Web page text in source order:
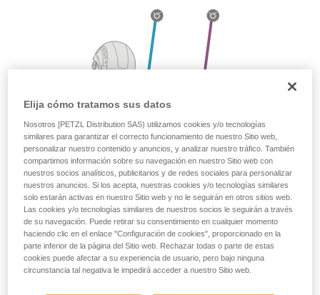
Elija cómo tratamos sus datos
Nosotros [PETZL Distribution SAS) utilizamos cookies y/o tecnologías
similares para garantizar el correcto funcionamiento de nuestro Sitio web,
personalizar nuestro contenido y anuncios, y analizar nuestro tráfico. También
compartimos información sobre su navegación en nuestro Sitio web con
nuestros socios analíticos, publicitarios y de redes sociales para personalizar
nuestros anuncios. Si los acepta, nuestras cookies y/o tecnologías similares
solo estarán activas en nuestro Sitio web y no le seguirán en otros sitios web.
Las cookies y/o tecnologías similares de nuestros socios le seguirán a través
de su navegación. Puede retirar su consentimiento en cualquier momento
haciendo clic en el enlace "Configuración de cookies", proporcionado en la
parte inferior de la página del Sitio web. Rechazar todas o parte de estas
cookies puede afectar a su experiencia de usuario, pero bajo ninguna
circunstancia tal negativa le impedirá acceder a nuestro Sitio web.